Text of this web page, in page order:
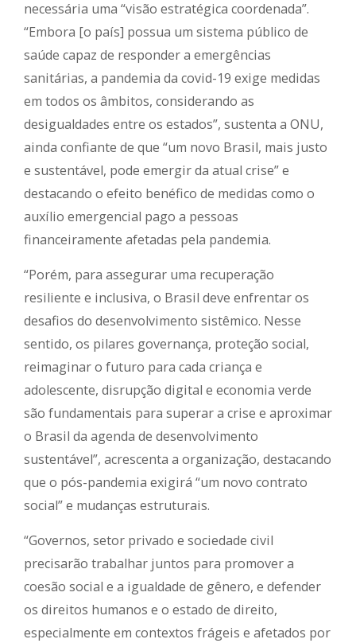
necessária uma “visão estratégica coordenada”.
“Embora [o país] possua um sistema público de
saúde capaz de responder a emergências
sanitárias, a pandemia da covid-19 exige medidas
em todos os âmbitos, considerando as
desigualdades entre os estados”, sustenta a ONU,
ainda confiante de que “um novo Brasil, mais justo
e sustentável, pode emergir da atual crise” e
destacando o efeito benéfico de medidas como o
auxílio emergencial pago a pessoas
financeiramente afetadas pela pandemia.
“Porém, para assegurar uma recuperação
resiliente e inclusiva, o Brasil deve enfrentar os
desafios do desenvolvimento sistêmico. Nesse
sentido, os pilares governança, proteção social,
reimaginar o futuro para cada criança e
adolescente, disrupção digital e economia verde
são fundamentais para superar a crise e aproximar
o Brasil da agenda de desenvolvimento
sustentável”, acrescenta a organização, destacando
que o pós-pandemia exigirá “um novo contrato
social” e mudanças estruturais.
“Governos, setor privado e sociedade civil
precisarão trabalhar juntos para promover a
coesão social e a igualdade de gênero, e defender
os direitos humanos e o estado de direito,
especialmente em contextos frágeis e afetados por